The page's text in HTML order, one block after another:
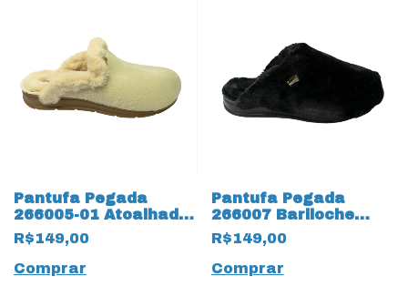
Pantufa Pegada
266005-01 Atoalhado
com forro
Camurçado 15349 Off
White
R$149,00
Comprar
Pantufa Pegada
266007 Bariloche
Atoalhado 17020
Preto
R$149,00
Comprar